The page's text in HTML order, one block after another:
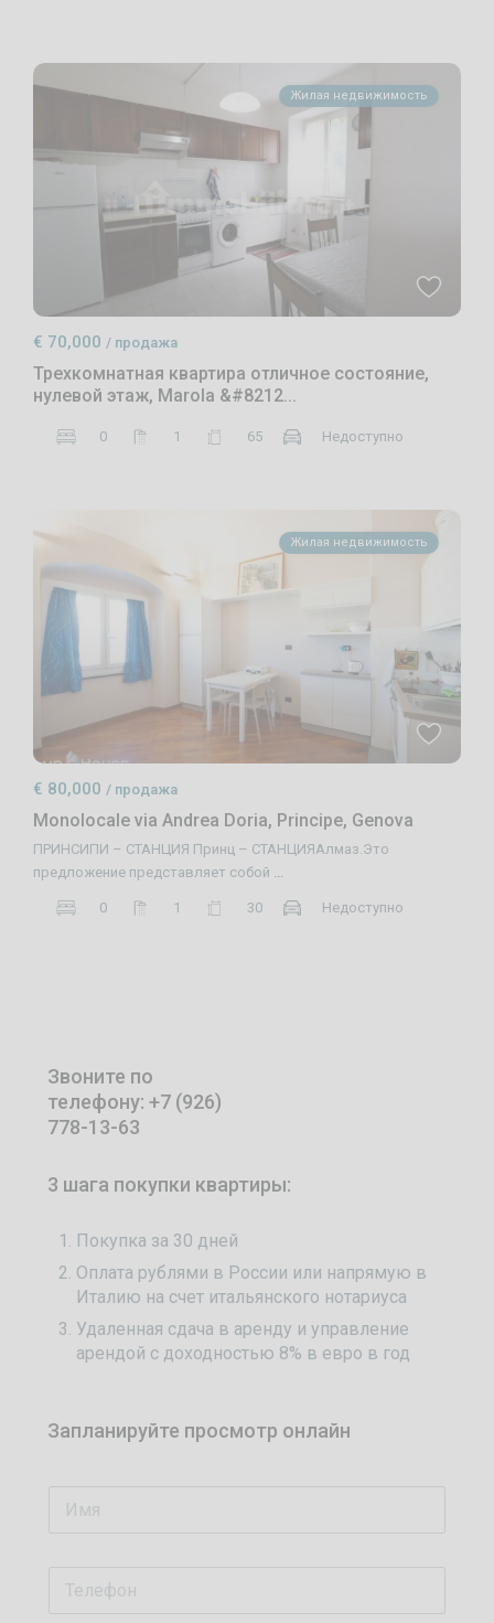
Жилая недвижимость
€ 70,000/ продажа
Трехкомнатная квартира отличное состояние,
нулевой этаж, Marola &#8212...
0 1 65 Недоступно
Жилая недвижимость
€ 80,000/ продажа
Monolocale via Andrea Doria, Principe, Genova
ПРИНСИПИ – СТАНЦИЯ Принц – СТАНЦИЯАлмаз.Это
предложение представляет собой ...
0 1 30 Недоступно
Звоните по
телефону: +7 (926)
778-13-63
3 шага покупки квартиры:
Покупка за 30 дней
Оплата рублями в России или напрямую в
Италию на счет итальянского нотариуса
Удаленная сдача в аренду и управление
арендой с доходностью 8% в евро в год
Запланируйте просмотр онлайн